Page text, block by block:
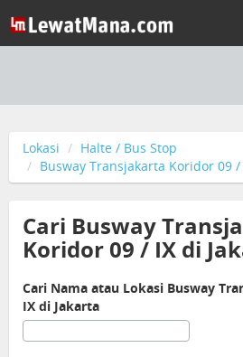
Lokasi
Halte / Bus Stop
Busway Transjakarta Koridor 09 /
Cari Busway
Koridor 09 / IX di
Cari Nama atau Lokasi Busway
IX di Jakarta